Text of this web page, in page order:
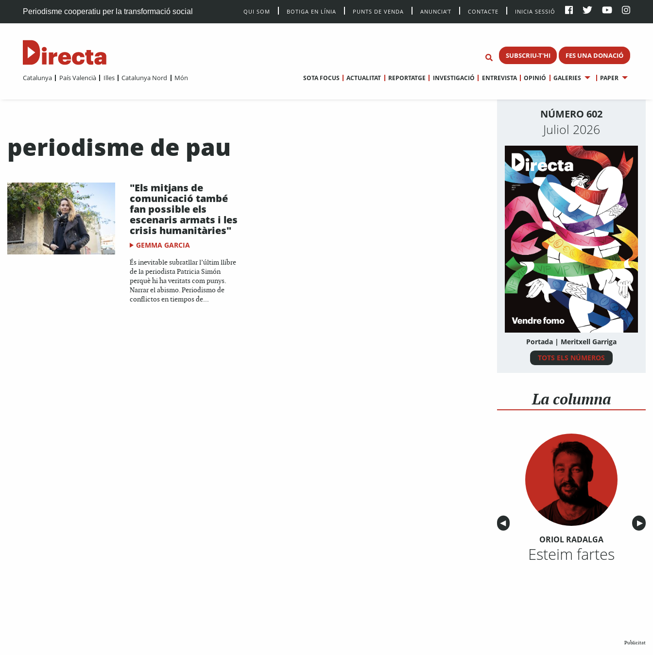
Periodisme cooperatiu per la transformació social QUI SOM BOTIGA EN LÍNIA PUNTS DE VENDA ANUNCIA’T CONTACTE INICIA SESSIÓ
SUBSCRIU-T'HI FES UNA DONACIÓ
Catalunya País Valencià Illes Catalunya Nord Món SOTA FOCUS ACTUALITAT REPORTATGE INVESTIGACIÓ ENTREVISTA OPINIÓ GALERIES PAPER
periodisme de pau
"Els mitjans de
comunicació també
fan possible els
escenaris armats i les
crisis humanitàries"
GEMMA GARCIA
És inevitable subratllar l’últim llibre
de la periodista Patricia Simón
perquè hi ha veritats com punys.
Narrar el abismo. Periodismo de
conflictos en tiempos de...
NÚMERO 602
Juliol 2026
Portada | Meritxell Garriga
TOTS ELS NÚMEROS
La columna
Anterior
◀︎ ▶︎
ORIOL RADALGA
Esteim fartes
Publicitat